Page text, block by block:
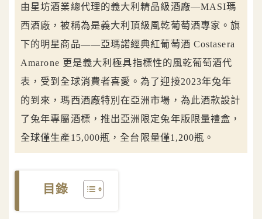
由星坊酒業總代理的義大利精品級酒廠—MASI瑪
西酒廠，被稱為是義大利頂級風乾葡萄酒專家。旗
下的明星商品——亞瑪諾經典紅葡萄酒 Costasera
Amarone 更是義大利極具指標性的風乾葡萄酒代
表，受到全球消費者喜愛。為了迎接2023年兔年
的到來，瑪西酒廠特別在亞洲市場，為此酒款設計
了兔年專屬酒標，推出亞洲限定兔年版限量禮盒，
全球僅生產15,000瓶，全台限量僅1,200瓶。
目錄